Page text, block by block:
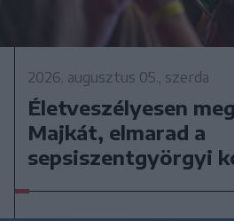
2026. augusztus 05., szerda
Életveszélyesen
Majkát, elmarad a
sepsiszentgyörgyi